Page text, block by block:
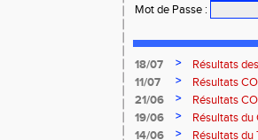
Mot de Passe :
18/07 >
Résultats
Bresse
11/07 >
Résultats
2026
21/06 >
Résultats
2026
19/06 >
Résultats
Amneville
14/06 >
Résultats du